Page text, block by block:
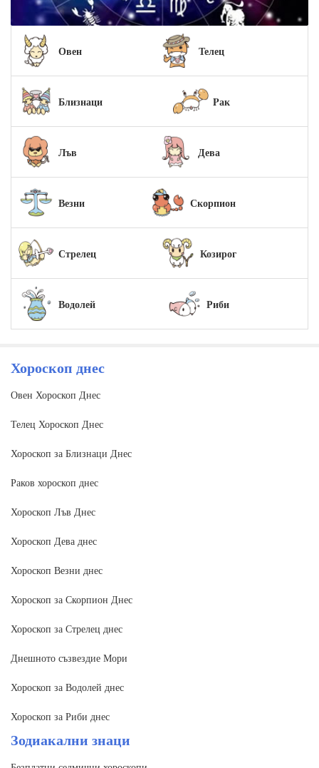
Овен Телец
Близнаци Pак
Лъв Дева
Везни Скорпион
Стрелец Козирог
Водолей Риби
Хороскоп днес
Овен Хороскоп Днес
Телец Хороскоп Днес
Хороскоп за Близнаци Днес
Раков хороскоп днес
Хороскоп Лъв Днес
Хороскоп Дева днес
Хороскоп Везни днес
Хороскоп за Скорпион Днес
Хороскоп за Стрелец днес
Днешното съзвездие Мори
Хороскоп за Водолей днес
Хороскоп за Риби днес
Зодиакални знаци